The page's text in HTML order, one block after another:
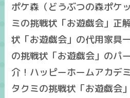
ポケ森（どうぶつの森ポケ
ミの挑戦状「お遊戯会」正
状「お遊戯会」の代用家具
の挑戦状「お遊戯会」のパ
介！ハッピーホームアカデ
タクミの挑戦状「お遊戯会